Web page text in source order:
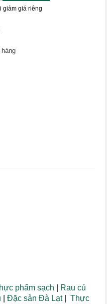
giảm giá riêng
phẩm sạch
Rau củ
|Đặc sản Đà Lạt|Thực